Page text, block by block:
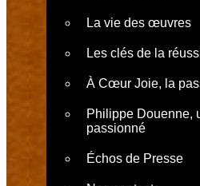
La vie des œuvres
Les clés de la
À Cœur Joie, la
Philippe Douenne,
passionné
Échos de Presse